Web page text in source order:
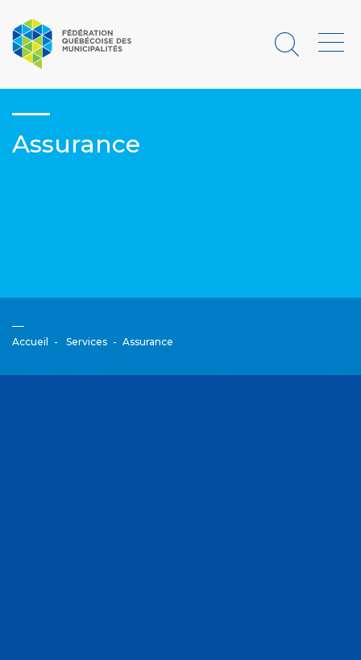
Rechercher
Assurance
Accueil Services Assurance